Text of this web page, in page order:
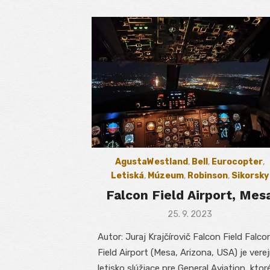
AgustaWestland, Bell , Eurocopter,
Letiská, Múzeum, Robinson, Sikorsky
Falcon Field Airport,
Posted
25. 9. 2023
Autor: Juraj Krajčírovič Falcon Field
Field Airport (Mesa, Arizona, USA) je